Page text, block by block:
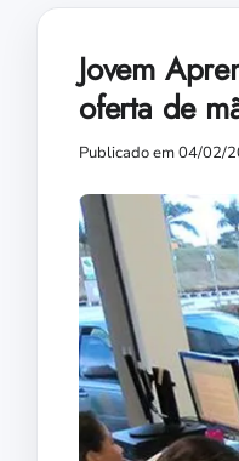
Jovem
oferta de
Publicado em 04/02/